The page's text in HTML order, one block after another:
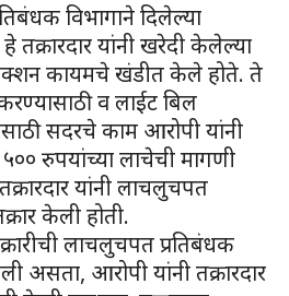
विभागाने दिलेल्या
हे तक्रारदार यांनी खरेदी केलेल्या
कायमचे खंडीत केले होते. ते
व लाईट बिल
सदरचे काम आरोपी यांनी
५०० रुपयांच्या लाचेची मागणी
यांनी लाचलुचपत
केली होती.
लाचलुचपत प्रतिबंधक
असता, आरोपी यांनी तक्रारदार